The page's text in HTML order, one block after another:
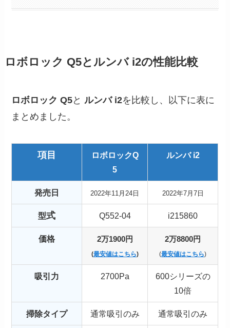
ロボロック Q5とルンバ i2の性能比較
ロボロック Q5と ルンバ i2を比較し、以下に表に
まとめました。
項目
ロボロックQ
5
ルンバ i2
発売日 2022年11月24日 2022年7月7日
型式 Q552-04 i215860
価格 2万1900円
(最安値はこちら)
2万8800円
(最安値はこちら)
吸引力 2700Pa
600シリーズの
10倍
掃除タイプ 通常吸引のみ 通常吸引のみ